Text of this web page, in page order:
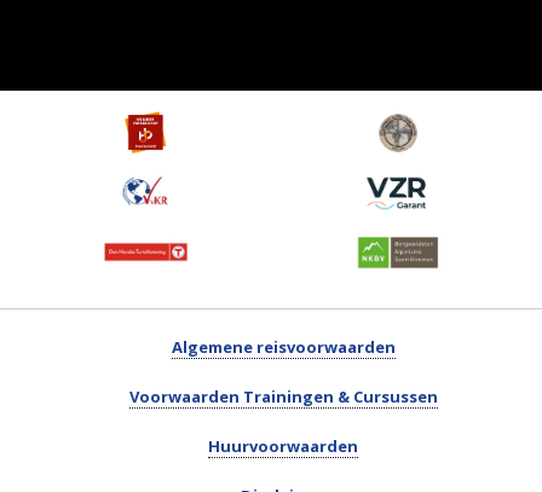
Algemene reisvoorwaarden
Voorwaarden Trainingen & Cursussen
Huurvoorwaarden